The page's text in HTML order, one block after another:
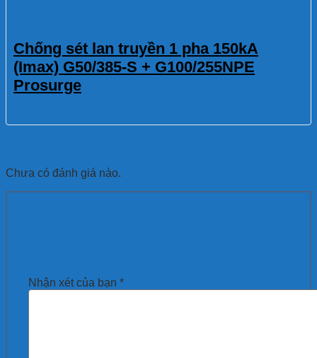
Chống sét lan truyền 1 pha 150kA
(Imax) G50/385-S + G100/255NPE
Prosurge
Chưa có đánh giá nào.
Nhận xét của bạn *